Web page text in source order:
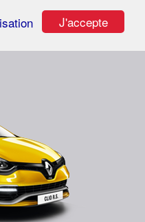
J'accepte